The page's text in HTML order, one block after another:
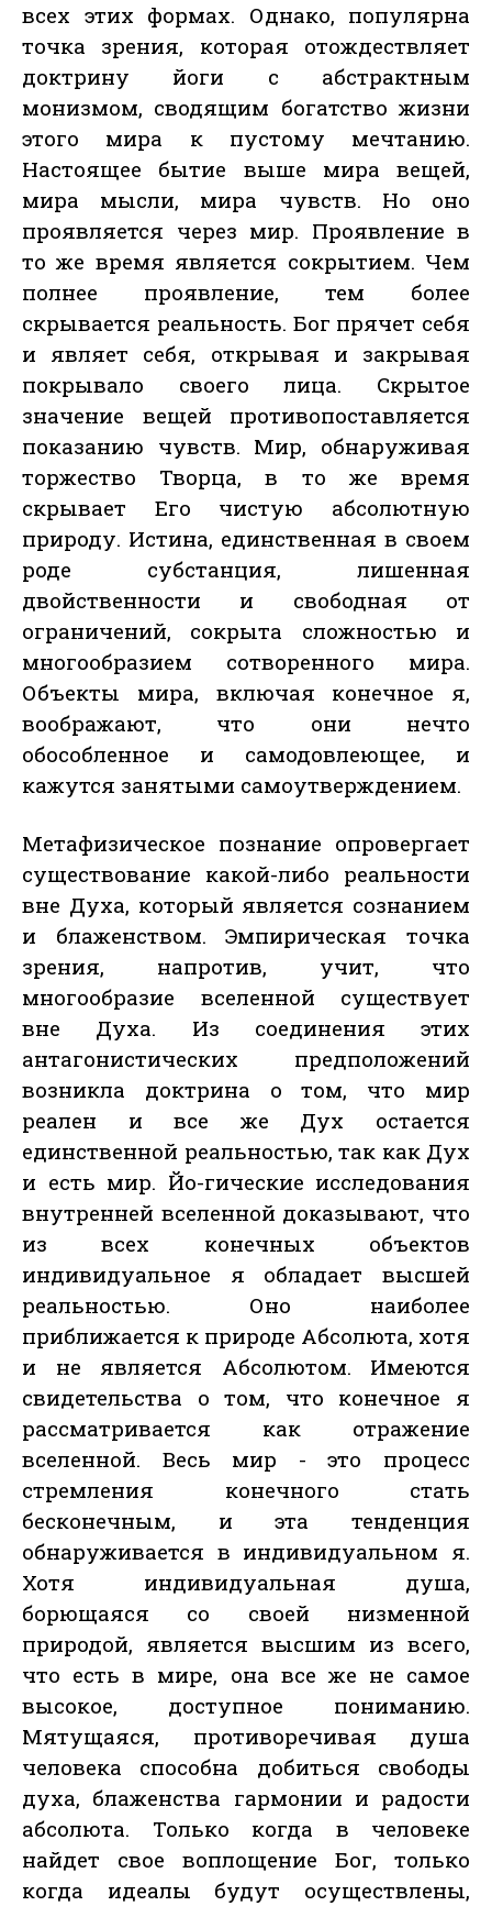
всех этих формах. Однако, популярна
точка зрения, которая отождествляет
доктрину йоги с абстрактным
монизмом, сводящим богатство жизни
этого мира к пустому мечтанию.
Настоящее бытие выше мира вещей,
мира мысли, мира чувств. Но оно
проявляется через мир. Проявление в
то же время является сокрытием. Чем
полнее проявление, тем более
скрывается реальность. Бог прячет себя
и являет себя, открывая и закрывая
покрывало своего лица. Скрытое
значение вещей противопоставляется
показанию чувств. Мир, обнаруживая
торжество Творца, в то же время
скрывает Его чистую абсолютную
природу. Истина, единственная в своем
роде субстанция, лишенная
двойственности и свободная от
ограничений, сокрыта сложностью и
многообразием сотворенного мира.
Объекты мира, включая конечное я,
воображают, что они нечто
обособленное и самодовлеющее, и
кажутся занятыми самоутверждением.
Метафизическое познание опровергает
существование какой-либо реальности
вне Духа, который является сознанием
и блаженством. Эмпирическая точка
зрения, напротив, учит, что
многообразие вселенной существует
вне Духа. Из соединения этих
антагонистических предположений
возникла доктрина о том, что мир
реален и все же Дух остается
единственной реальностью, так как Дух
и есть мир. Йо-гические исследования
внутренней вселенной доказывают, что
из всех конечных объектов
индивидуальное я обладает высшей
реальностью. Оно наиболее
приближается к природе Абсолюта, хотя
и не является Абсолютом. Имеются
свидетельства о том, что конечное я
рассматривается как отражение
вселенной. Весь мир - это процесс
стремления конечного стать
бесконечным, и эта тенденция
обнаруживается в индивидуальном я.
Хотя индивидуальная душа,
борющаяся со своей низменной
природой, является высшим из всего,
что есть в мире, она все же не самое
высокое, доступное пониманию.
Мятущаяся, противоречивая душа
человека способна добиться свободы
духа, блаженства гармонии и радости
абсолюта. Только когда в человеке
найдет свое воплощение Бог, только
когда идеалы будут осуществлены,